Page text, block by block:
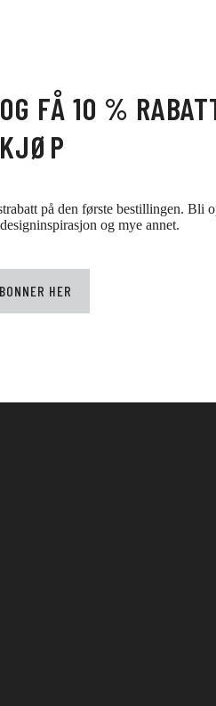
FÅ 10 %
KJØP
på den første bestillingen. Bli
og mye annet.
HER